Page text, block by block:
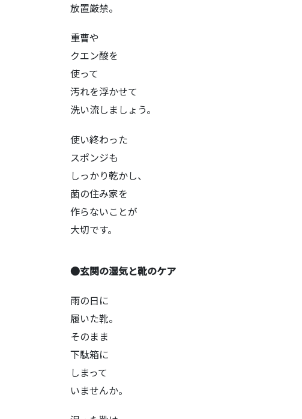
放置厳禁。
重曹や
クエン酸を
使って
汚れを浮かせて
洗い流しましょう。
使い終わった
スポンジも
しっかり乾かし、
菌の住み家を
作らないことが
大切です。
●玄関の湿気と靴のケア
雨の日に
履いた靴。
そのまま
下駄箱に
しまって
いませんか。